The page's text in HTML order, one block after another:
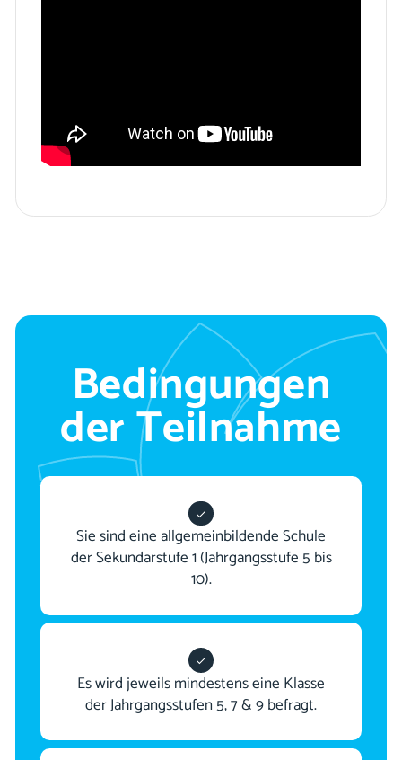
Bedingungen
der Teilnahme
Sie sind eine allgemeinbildende Schule
der Sekundarstufe 1 (Jahrgangsstufe 5 bis
10).
Es wird jeweils mindestens eine Klasse
der Jahrgangsstufen 5, 7 & 9 befragt.